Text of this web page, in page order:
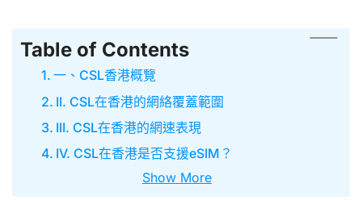
Table of Contents
一、CSL香港概覽
II. CSL在香港的網絡覆蓋範圍
III. CSL在香港的網速表現
IV. CSL在香港是否支援eSIM？
Show More